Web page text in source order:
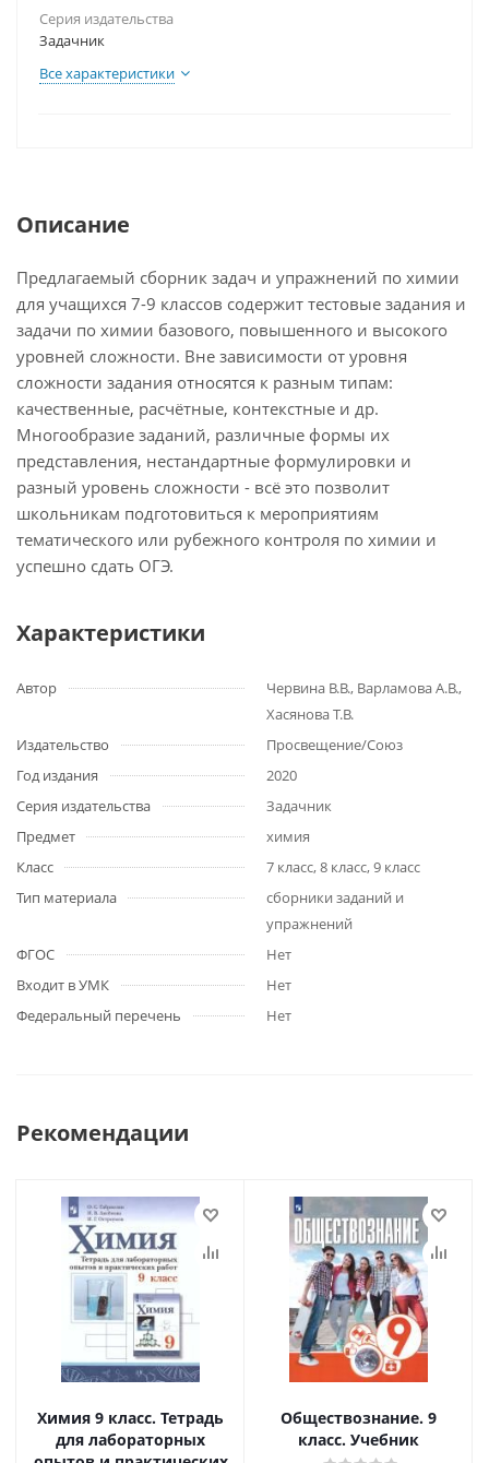
Серия издательства
Задачник
Все характеристики
Описание
Предлагаемый сборник задач и упражнений по химии
для учащихся 7-9 классов содержит тестовые задания и
задачи по химии базового, повышенного и высокого
уровней сложности. Вне зависимости от уровня
сложности задания относятся к разным типам:
качественные, расчётные, контекстные и др.
Многообразие заданий, различные формы их
представления, нестандартные формулировки и
разный уровень сложности - всё это позволит
школьникам подготовиться к мероприятиям
тематического или рубежного контроля по химии и
успешно сдать ОГЭ.
Характеристики
Автор
Червина В.В., Варламова А.В.,
Хасянова Т.В.
Издательство
Просвещение/Союз
Год издания
2020
Серия издательства
Задачник
Предмет
химия
Класс
7 класс, 8 класс, 9 класс
Тип материала
сборники заданий и
упражнений
ФГОС
Нет
Входит в УМК
Нет
Федеральный перечень
Нет
Рекомендации
Химия 9 класс. Тетрадь
для лабораторных
Обществознание. 9
класс. Учебник